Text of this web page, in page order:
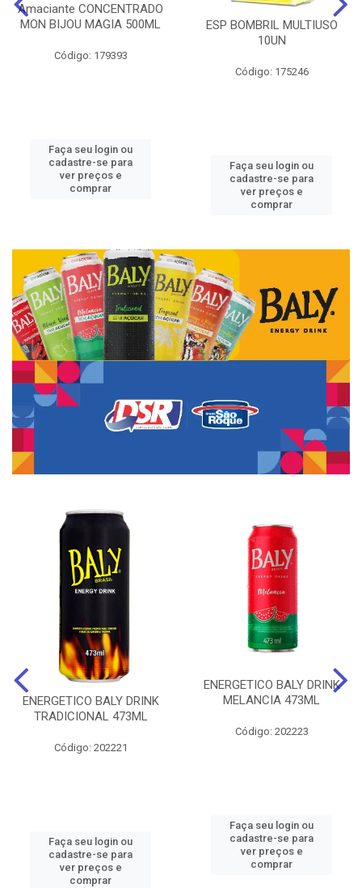
Amaciante CONCENTRADO
MON BIJOU MAGIA 500ML
Código: 179393
Faça seu login ou
cadastre-se para
ver preços e
comprar
ESP BOMBRIL MULTIUSO
10UN
Código: 175246
Faça seu login ou
cadastre-se para
ver preços e
comprar
ENERGETICO BALY DRINK
TRADICIONAL 473ML
Código: 202221
Faça seu login ou
cadastre-se para
ver preços e
comprar
ENERGETICO BALY DRINK
MELANCIA 473ML
Código: 202223
Faça seu login ou
cadastre-se para
ver preços e
comprar